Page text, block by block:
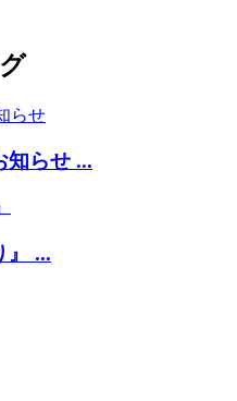
知らせ ...
』 ...